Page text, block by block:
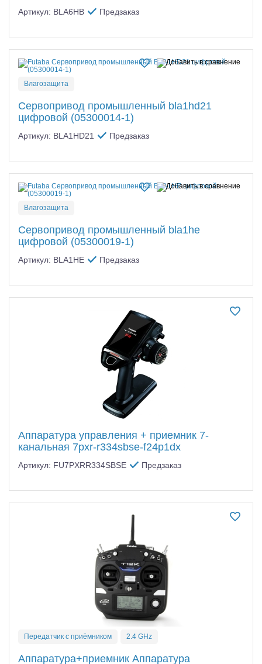
Артикул: BLA6HB Предзаказ
Влагозащита
Сервопривод промышленный bla1hd21
цифровой (05300014-1)
Артикул: BLA1HD21 Предзаказ
Влагозащита
Сервопривод промышленный bla1he
цифровой (05300019-1)
Артикул: BLA1HE Предзаказ
Аппаратура управления + приемник 7-
канальная 7pxr-r334sbse-f24p1dx
Артикул: FU7PXRR334SBSE Предзаказ
Передатчик с приёмником 2.4 GHz
Аппаратура+приемник Аппаратура